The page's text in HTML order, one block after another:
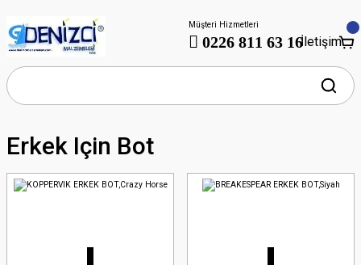
Müşteri Hizmetleri
0226 811 63 16İletişim
Erkek Için Bot